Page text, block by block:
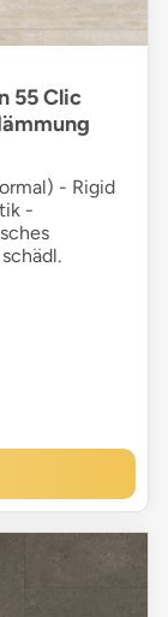
55 Clic
- Rigid
-